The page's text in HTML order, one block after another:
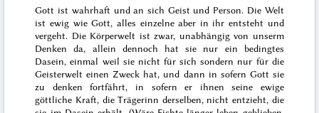
Gott ist wahrhaft und an sich Geist und Person. Die Welt
ist ewig wie Gott, alles einzelne aber in ihr entsteht und
vergeht. Die Körperwelt ist zwar, unabhängig von unserm
Denken da, allein dennoch hat sie nur ein bedingtes
Dasein, einmal weil sie nicht für sich sondern nur für die
Geisterwelt einen Zweck hat, und dann in sofern Gott sie
zu denken fortfährt, in sofern er ihnen seine ewige
göttliche Kraft, die Trägerinn derselben, nicht entzieht, die